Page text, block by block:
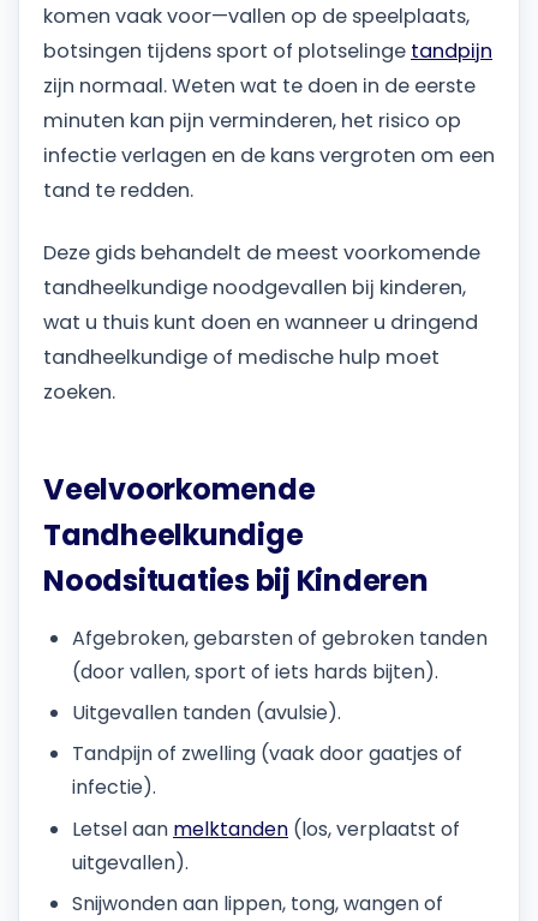
komen vaak voor—vallen op de speelplaats,
botsingen tijdens sport of plotselinge tandpijn
zijn normaal. Weten wat te doen in de eerste
minuten kan pijn verminderen, het risico op
infectie verlagen en de kans vergroten om een
tand te redden.
Deze gids behandelt de meest voorkomende
tandheelkundige noodgevallen bij kinderen,
wat u thuis kunt doen en wanneer u dringend
tandheelkundige of medische hulp moet
zoeken.
Veelvoorkomende
Tandheelkundige
Noodsituaties bij Kinderen
Afgebroken, gebarsten of gebroken tanden
(door vallen, sport of iets hards bijten).
Uitgevallen tanden (avulsie).
Tandpijn of zwelling (vaak door gaatjes of
infectie).
Letsel aan melktanden (los, verplaatst of
uitgevallen).
Snijwonden aan lippen, tong, wangen of